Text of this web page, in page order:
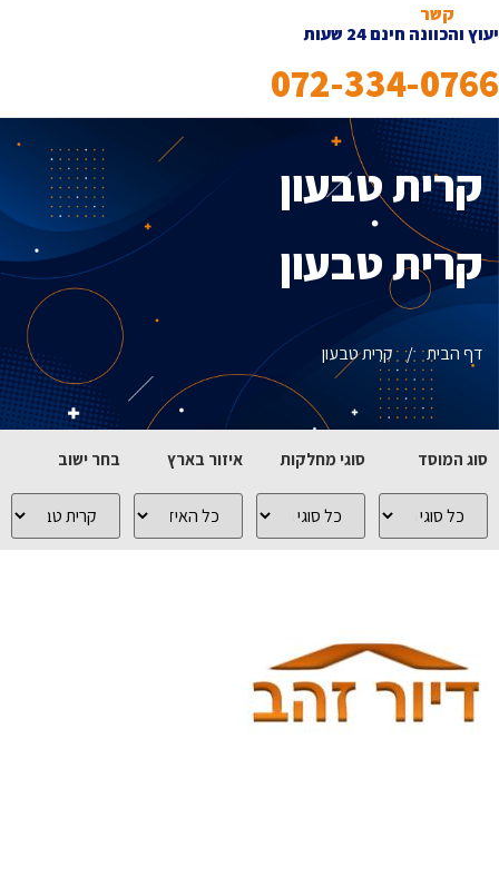
קשר
יעוץ והכוונה חינם 24 שעות
072-334-0766
קרית טבעון
קרית טבעון
דף הבית/קרית טבעון
סוג המוסד
כל
סוגי
המוסדות
סוגי מחלקות
כל
סוגי
המחלקות
איזור בארץ
כל
האיזורים
בארץ
בחר ישוב
כל
הישובים